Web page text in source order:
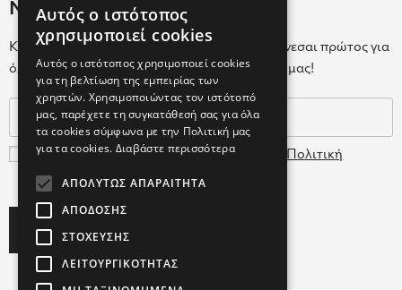
Newsletter
Κάνε εγγραφή στο Newsletter για να ενημερώνεσαι πρώτος για
όλα τα νέα μας και τα ολοκαίνουρια προϊόντα μας!
Συμφωνώ με τουςΌρους Χρήσης
Πολιτική
Δεδομένων
Αυτός ο ιστότοπος
χρησιμοποιεί cookies
Αυτός ο ιστότοπος χρησιμοποιεί cookies
για τη βελτίωση της εμπειρίας των
χρηστών. Χρησιμοποιώντας τον ιστότοπό
μας, παρέχετε τη συγκατάθεσή σας για όλα
τα cookies σύμφωνα με την Πολιτική μας
για τα cookies. Διαβάστε περισσότερα
ΑΠΟΛΎΤΩΣ ΑΠΑΡΑΊΤΗΤΑ
ΑΠΌΔΟΣΗΣ
ΣΤΌΧΕΥΣΗΣ
ΛΕΙΤΟΥΡΓΙΚΌΤΗΤΑΣ